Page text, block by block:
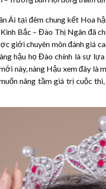
Ái tại đêm chung kết Hoa
Kinh Bắc – Đào Thị Ngân đã
giới chuyên môn đánh giá
hậu họ Đào chính là sự
này, nàng Hậu xem đây
nâng tầm giá trị cuộc